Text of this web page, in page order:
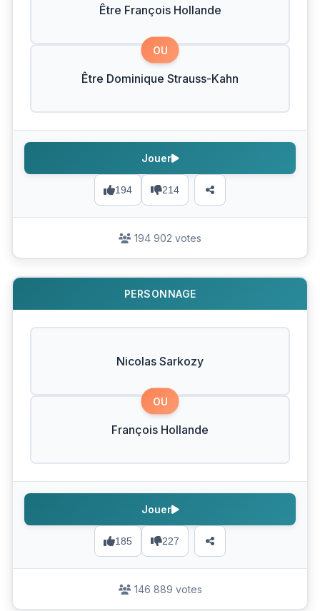
Être François Hollande
OU
Être Dominique Strauss-Kahn
194 214
Jouer
194 902 votes
PERSONNAGE
Nicolas Sarkozy
OU
François Hollande
185 227
Jouer
146 889 votes